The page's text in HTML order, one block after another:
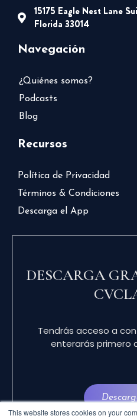
This website stores cookies on your
15175 Eagle Nest Lane
Florida 33014
Navegación
¿Quiénes somos?
Podcasts
Blog
Recursos
Política de Privacidad
Términos & Condiciones
Descarga el App
DESCARGA
Tendrás acceso a
enterarás primero